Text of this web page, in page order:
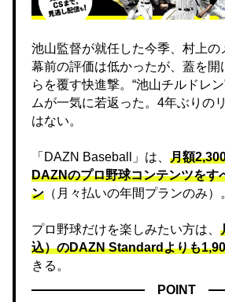
池山監督が就任した今季、村上の
幕前の評価は低かったが、蓋を開
らを覆す快進撃。“池山チルドレ
ムが一気に若返った。4年ぶりの
はない。
「DAZN Baseball」は、 月額
DAZNのプロ野球コンテンツをす
ン （月々払いの年間プランのみ）
プロ野球だけを楽しみたい方は、
込）のDAZN Standard​よりも
きる。
POINT